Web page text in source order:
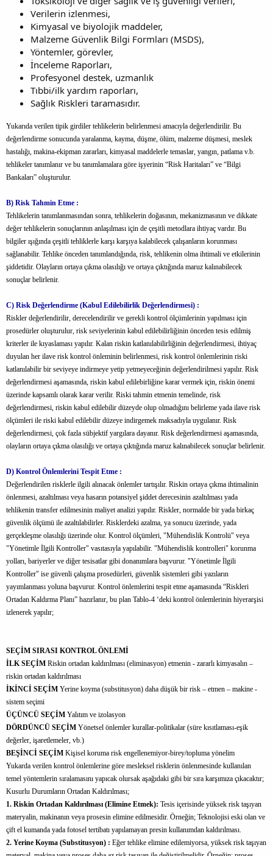
Verilerin izlenmesi,
Kimyasal ve biyolojik maddeler,
Malzeme Güvenlik Bilgi Formları (MSDS),
Yöntemler, görevler,
İnceleme Raporları,
Profesyonel destek, uzmanlık
Tıbbi/ilk yardım raporları,
Sağlık Riskleri taramasıdır.
Yukarıda verilen tipik girdiler tehlikelerin belirlenmesi amacıyla değerlendirilir. Bu
değerlendirme sonucunda yaralanma, kayma, düşme, ölüm, malzeme düşmesi, meslek
hastalığı, makina-ekipman zararları, kimyasal maddelerle temaslar, yangın, patlama v.b.
tehlikeler tanımlanır ve bu tanımlamalara göre işyerinin “Risk Haritaları” ve “Bilgi
Bankaları” oluşturulur.
B) Risk Tahmin Etme :
Tehlikelerin tanımlanmasından sonra, tehlikelerin doğasının, mekanizmasının ve dikkate
değer tehlikelerin sonuçlarının anlaşılması için de çeşitli metodlara ihtiyaç vardır. Bu
bilgiler ışığında çeşitli tehliklerle karşı karşıya kalabilecek çalışanların korunması
sağlanabilir. Tehlike önceden tanımlandığında, risk, tehlikenin olma ihtimali ve etkilerinin
şiddetidir. Olayların ortaya çıkma olasılığı ve ortaya çıktığında maruz kalınabilecek
sonuçlar belirlenir.
C) Risk Değerlendirme (Kabul Edilebilirlik Değerlendirmesi) :
Riskler değerlendirilir, derecelendirilir ve gerekli kontrol ölçümlerinin yapılması için
prosedürler oluşturulur, risk seviyelerinin kabul edilebilirliğinin önceden tesis edilmiş
kriterler ile kıyaslaması yapılır. Kalan riskin katlanılabilirliğinin değerlendirmesi, ihtiyaç
duyulan her ilave risk kontrol önleminin belirlenmesi, risk kontrol önlemlerinin riski
katlanılabilir bir seviyeye indirmeye yetip yetmeyeceğinin değerlendirilmesi yapılır. Risk
değerlendirmesi aşamasında, riskin kabul edilebirliğine karar vermek için, riskin önemi
üzerinde kapsamlı olarak karar verilir. Riski tahmin etmenin temelinde, risk
değerlendirmesi, riskin kabul edilebilir düzeyde olup olmadığını belirleme yada ilave risk
ölçümleri ile riski kabul edilebilir düzeye indirgemek maksadıyla uygulanır. Risk
değerlendirmesi, çok fazla sübjektif yargılara dayanır. Risk değerlendirmesi aşamasında,
olayların ortaya çıkma olasılığı ve ortaya çıktığında maruz kalınabilecek sonuçlar belirlenir.
D) Kontrol Önlemlerini Tespit Etme :
Değerlendirilen risklerle ilgili alınacak önlemler tartışılır. Riskin ortaya çıkma ihtimalinin
önlenmesi, azaltılması veya hasarın potansiyel şiddet derecesinin azaltılması yada
tehlikenin transfer edilmesinin maliyet analizi yapılır. Riskler, normalde bir yada birkaç
güvenlik ölçümü ile azaltılabilirler. Risklerdeki azalma, ya sonucu üzerinde, yada
gerçekleşme olasılığı üzerinde olur. Kontrol ölçümleri, "Mühendislik Kontrolü" veya
"Yönetimle İlgili Kontroller" vasıtasıyla yapılabilir. "Mühendislik kontrolleri" korunma
yolları, bariyerler ve diğer tesisatlar gibi donanımlara başvurur. "Yönetimle İlgili
Kontroller" ise güvenli çalışma prosedürleri, güvenlik sistemleri gibi yazıların
yayımlanması yoluna başvurur. Kontrol önlemlerini tespit etme aşamasında “Riskleri
Ortadan Kaldırma Planı” hazırlanır, bu plan Tablo-4 ‘deki kontrol önlemlerinin hiyerarşisi
izlenerek yapılır;
SEÇİM SIRASI KONTROL ÖNLEMİ
İLK SEÇİM Riskin ortadan kaldırılması (eliminasyon) etmenin - zararlı kimyasalın –
riskin ortadan kaldırılması
İKİNCİ SEÇİM Yerine koyma (substitusyon) daha düşük bir risk – etmen – makine -
sistem seçimi
ÜÇÜNCÜ SEÇİM Yalıtım ve izolasyon
DÖRDÜNCÜ SEÇİM Yönetsel önlemler kurallar-politikalar (süre kısıtlaması-eşik
değerler, işaretlemeler, vb.)
BEŞİNCİ SEÇİM Kişisel koruma risk engellenemiyor-birey/topluma yönelim
Yukarda verilen kontrol önlemlerine göre mesleksel risklerin önlenmesinde kullanılan
temel yöntemlerin sıralamasını yapıcak olursak aşağıdaki gibi bir sıra karşımıza çıkacaktır;
Kusurlu Durumların Ortadan Kaldırılması;
1. Riskin Ortadan Kaldırılması (Elimine Etmek): Tesis içerisinde yüksek risk taşıyan
materyalin, makinanın veya prosesin elimine edilmesidir. Örneğin; Teknolojisi eski olan ve
çift el kumanda yada fotosel tertibatı yapılamayan presin kullanımdan kaldırılması.
2. Yerine Koyma (Substitusyon) : Eğer tehlike elimine edilemiyorsa, yüksek risk taşıyan